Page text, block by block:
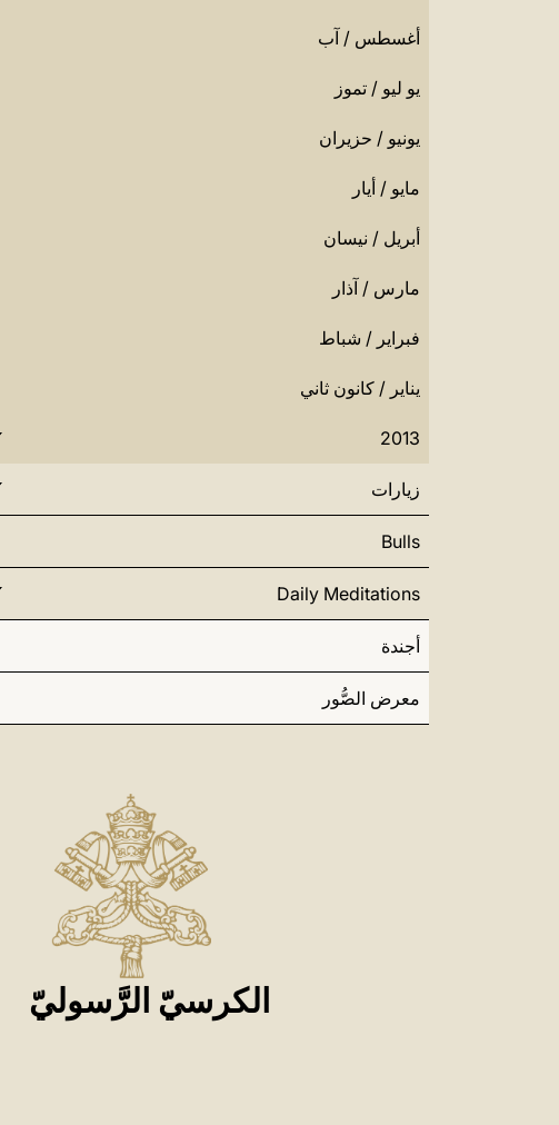
أغسطس / آب
يو ليو / تموز
يونيو / حزيران
مايو / أيار
أبريل / نيسان
مارس / آذار
فبراير / شباط
يناير / كانون ثاني
2013
زيارات
Bulls
Daily Meditations
أجندة
معرض الصُّور
الكرسيّ الرَّسوليّ